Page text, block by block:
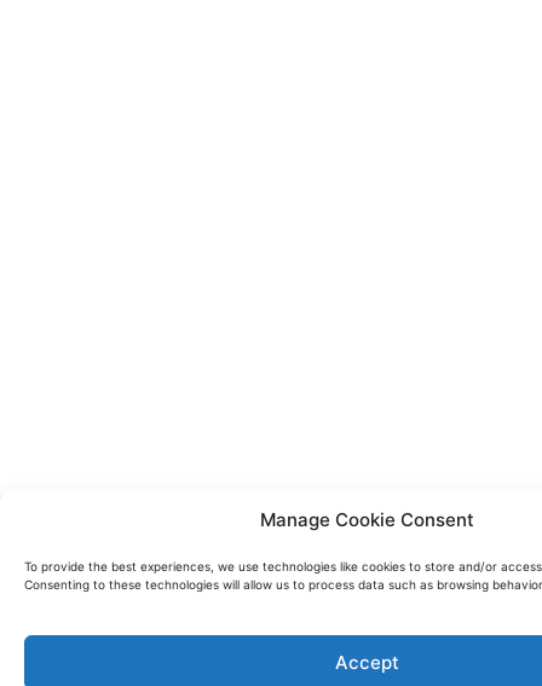
Manage Cookie Consent
To provide the best experiences, we use technologies like cookies to store and/or
Consenting to these technologies will allow us to process data such as browsing
Accept